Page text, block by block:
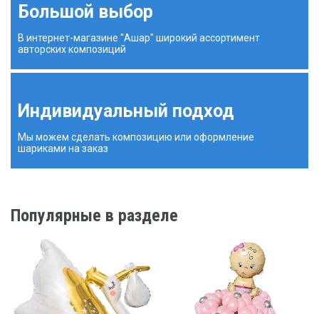
Большой выбор
В интернет-магазине "Ашар" широкий ассортимент
авторских композиций
Индивидуальный подход
Мы можем сделать композицию или оформление
шариками на заказ
Популярные в разделе